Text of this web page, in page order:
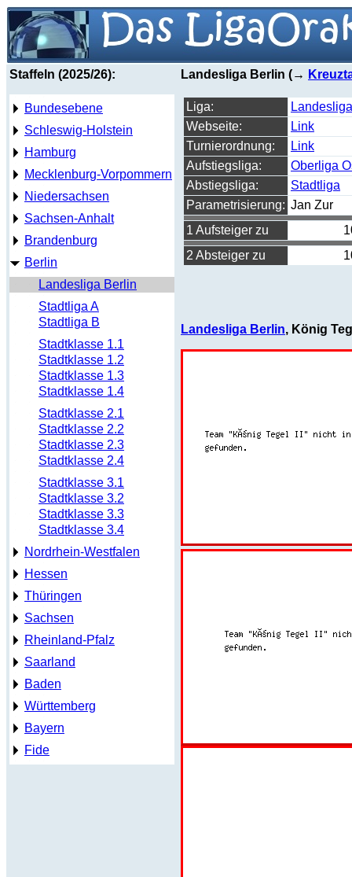
Staffeln (2025/26):
Bundesebene
Schleswig-Holstein
Hamburg
Mecklenburg-Vorpommern
Niedersachsen
Sachsen-Anhalt
Brandenburg
Berlin
Landesliga Berlin
Stadtliga A
Stadtliga B
Stadtklasse 1.1
Stadtklasse 1.2
Stadtklasse 1.3
Stadtklasse 1.4
Stadtklasse 2.1
Stadtklasse 2.2
Stadtklasse 2.3
Stadtklasse 2.4
Stadtklasse 3.1
Stadtklasse 3.2
Stadtklasse 3.3
Stadtklasse 3.4
Nordrhein-Westfalen
Hessen
Thüringen
Sachsen
Rheinland-Pfalz
Saarland
Baden
Württemberg
Bayern
Fide
Landesliga Berlin (→
Liga:
Webseite:
Link
Turnierordnung:
Link
Aufstiegsliga:
Oberliga
Abstiegsliga:
Stadtliga
Parametrisierung: Jan Zur
1 Aufsteiger zu
2 Absteiger zu
Landesliga Berlin, König